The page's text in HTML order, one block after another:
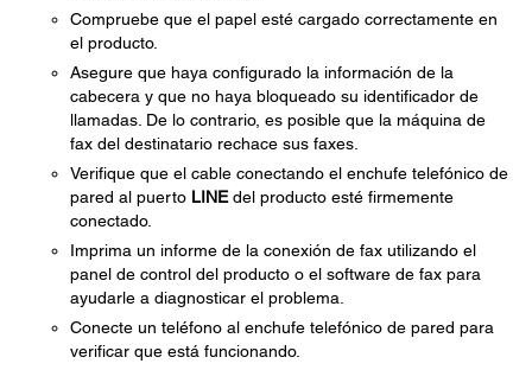
Compruebe que el papel esté cargado correctamente en
el producto.
Asegure que haya configurado la información de la
cabecera y que no haya bloqueado su identificador de
llamadas. De lo contrario, es posible que la máquina de
fax del destinatario rechace sus faxes.
Verifique que el cable conectando el enchufe telefónico de
pared al puerto LINEdel producto esté firmemente
conectado.
Imprima un informe de la conexión de fax utilizando el
panel de control del producto o el software de fax para
ayudarle a diagnosticar el problema.
Conecte un teléfono al enchufe telefónico de pared para
verificar que está funcionando.